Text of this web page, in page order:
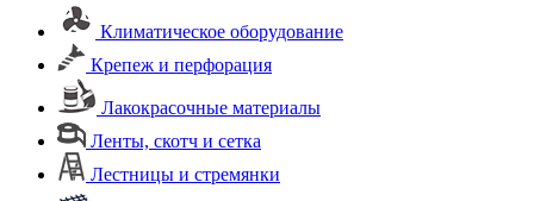
Климатическое оборудование
Крепеж и перфорация
Лакокрасочные материалы
Ленты, скотч и сетка
Лестницы и стремянки